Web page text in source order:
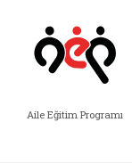
Aile Eğitim Programı